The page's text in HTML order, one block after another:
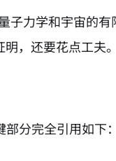
子力学和宇宙的
，还要花点工夫。
分完全引用如下：